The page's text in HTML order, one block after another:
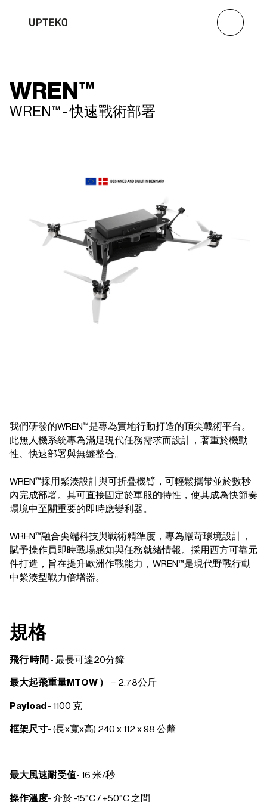
WREN™
WREN™ - 快速戰術部署
我們研發的WREN™是專為實地行動打造的頂尖戰術平台。
此無人機系統專為滿足現代任務需求而設計，著重於機動
性、快速部署與無縫整合。
WREN™採用緊湊設計與可折疊機臂，可輕鬆攜帶並於數秒
內完成部署。其可直接固定於軍服的特性，使其成為快節奏
環境中至關重要的即時應變利器。
WREN™融合尖端科技與戰術精準度，專為嚴苛環境設計，
賦予操作員即時戰場感知與任務就緒情報。採用西方可靠元
件打造，旨在提升歐洲作戰能力，WREN™是現代野戰行動
中緊湊型戰力倍增器。
規格
飛行時間 - 最長可達20分鐘
最大起飛重量MTOW ） －2.78公斤
Payload - 1100 克
框架尺寸- (長x寬x高) 240 x 112 x 98 公釐
最大風速耐受值- 16 米/秒
操作溫度- 介於 -15°C / +50°C 之間